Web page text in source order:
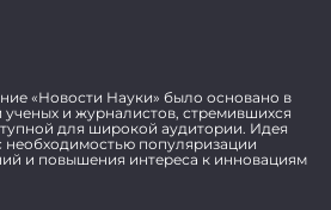
«Новости Науки» было основано в
ученых и журналистов, стремившихся
для широкой аудитории. Идея
необходимостью популяризации
и повышения интереса к инновациям